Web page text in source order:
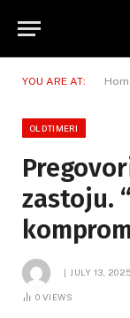
YOU ARE AT:
OLDTIMERI
zastoju.
JULY 13, 2025
0 VIEWS